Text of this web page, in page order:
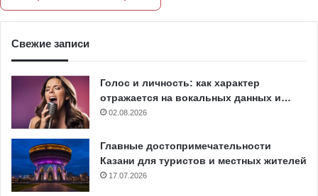
Свежие записи
Голос и личность: как характер
отражается на вокальных данных и…
02.08.2026
Главные достопримечательности
Казани для туристов и местных жителей
17.07.2026